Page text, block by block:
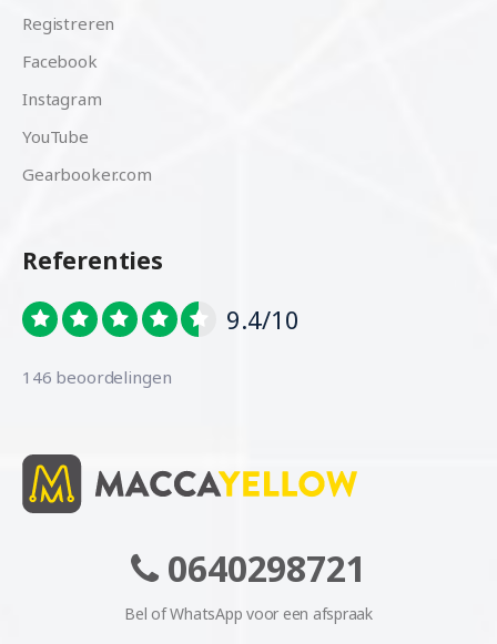
Registreren
Facebook
Instagram
YouTube
Gearbooker.com
Referenties
9.4/10
146 beoordelingen
0640298721
Bel of WhatsApp voor een afspraak